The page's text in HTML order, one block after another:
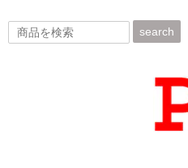
search